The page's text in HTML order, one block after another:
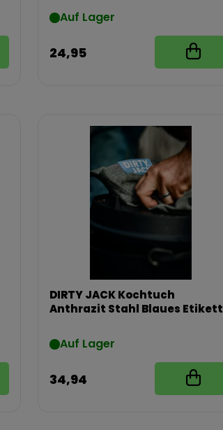
Auf Lager
24,95
DIRTY JACK Kochtuch
Anthrazit Stahl Blaues Etikett
Auf Lager
34,94